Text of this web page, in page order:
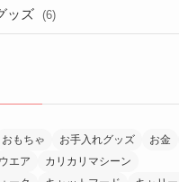
ッズ (6)
おもちゃ お手入れグッズ お金
エア
カリカリマシーン